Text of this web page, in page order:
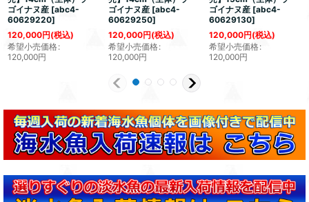
ゴイナヌ産 [abc4-
60629220]
120,000円(税込)
希望小売価格:
120,000円
ゴイナヌ産 [abc4-
60629250]
120,000円(税込)
希望小売価格:
120,000円
ゴイナヌ産 [abc4-
60629130]
120,000円(税込)
希望小売価格:
120,000円